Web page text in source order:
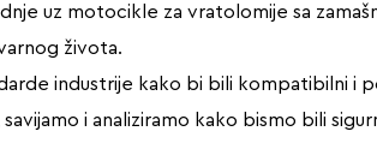
uz motocikle za vratolomije sa
života.
industrije kako bi bili kompatibilni i
i analiziramo kako bismo bili